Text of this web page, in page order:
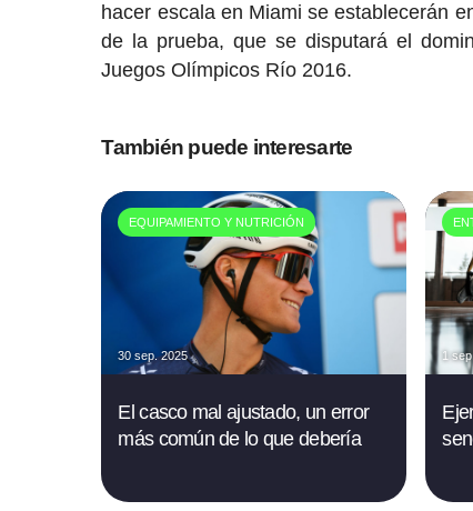
hacer escala en Miami se establecerán
de la prueba, que se disputará el
Juegos Olímpicos Río 2016.
También puede interesarte
EQUIPAMIENTO Y NUTRICIÓN
30 sep. 2025
El casco mal ajustado, un error
más común de lo que debería
1